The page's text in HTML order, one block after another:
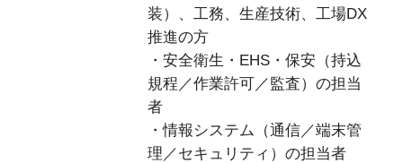
装）、工務、生産技術、工場DX
推進の方
・安全衛生・EHS・保安（持込
規程／作業許可／監査）の担当
者
・情報システム（通信／端末管
理／セキュリティ）の担当者